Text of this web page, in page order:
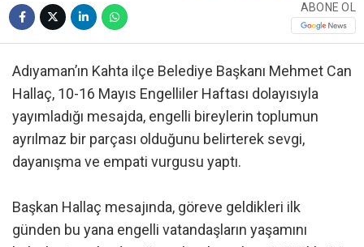
ABONE OL
Adıyaman’ın Kahta ilçe Belediye Başkanı Mehmet Can
Hallaç, 10-16 Mayıs Engelliler Haftası dolayısıyla
yayımladığı mesajda, engelli bireylerin toplumun
ayrılmaz bir parçası olduğunu belirterek sevgi,
dayanışma ve empati vurgusu yaptı.
Başkan Hallaç mesajında, göreve geldikleri ilk
günden bu yana engelli vatandaşların yaşamını